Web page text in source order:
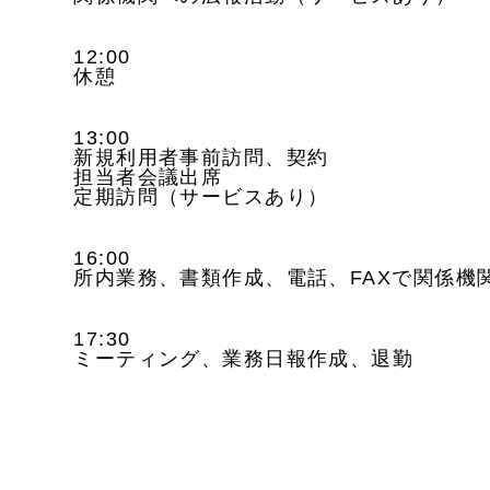
12:00
休憩
13:00
新規利用者事前訪問、契約
担当者会議出席
定期訪問（サービスあり）
16:00
所内業務、書類作成、電話、FAXで関係機
17:30
ミーティング、業務日報作成、退勤